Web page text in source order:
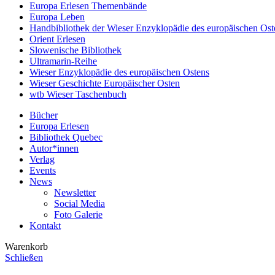
Europa Erlesen Themenbände
Europa Leben
Handbibliothek der Wieser Enzyklopädie des europäischen
Orient Erlesen
Slowenische Bibliothek
Ultramarin-Reihe
Wieser Enzyklopädie des europäischen Ostens
Wieser Geschichte Europäischer Osten
wtb Wieser Taschenbuch
Bücher
Europa Erlesen
Bibliothek Quebec
Autor*innen
Verlag
Events
News
Newsletter
Social Media
Foto Galerie
Kontakt
Warenkorb
Schließen